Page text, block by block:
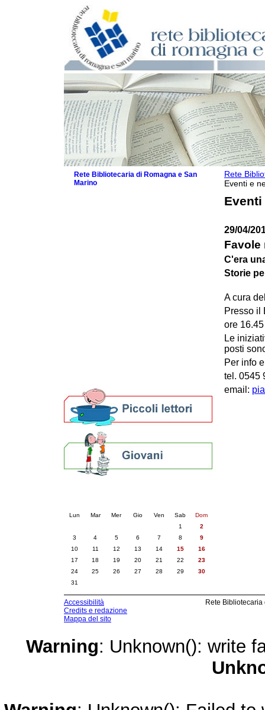
Rete
Eventi e
Eventi
29/04/
Favole
C'era
Storie
A cura
Presso il
ore 16.45
Le
posti
Per info
tel. 0545
email:
Rete Bibliotecaria di Romagna e San
Marino
Lun Mar Mer Gio Ven Sab
Dom
1
2
3
4 5 6 7 8
9
10
11 12 13 14 15
16
17
18 19 20 21 22
23
24
25 26 27 28 29
30
31
Accessibilità
Credits e redazione
Mappa del sito
Rete
Warning: Unknown(): write